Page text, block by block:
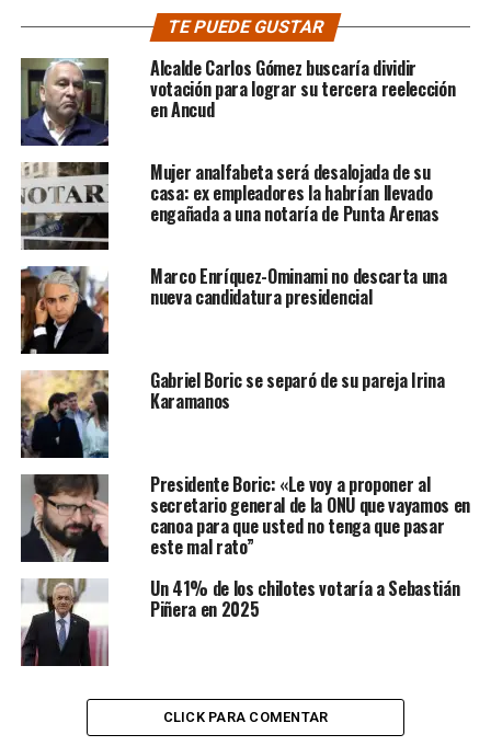
TE PUEDE GUSTAR
Alcalde Carlos Gómez buscaría dividir
votación para lograr su tercera reelección
en Ancud
Mujer analfabeta será desalojada de su
casa: ex empleadores la habrían llevado
engañada a una notaría de Punta Arenas
Marco Enríquez-Ominami no descarta una
nueva candidatura presidencial
Gabriel Boric se separó de su pareja Irina
Karamanos
Presidente Boric: «Le voy a proponer al
secretario general de la ONU que vayamos en
canoa para que usted no tenga que pasar
este mal rato”
Un 41% de los chilotes votaría a Sebastián
Piñera en 2025
CLICK PARA COMENTAR